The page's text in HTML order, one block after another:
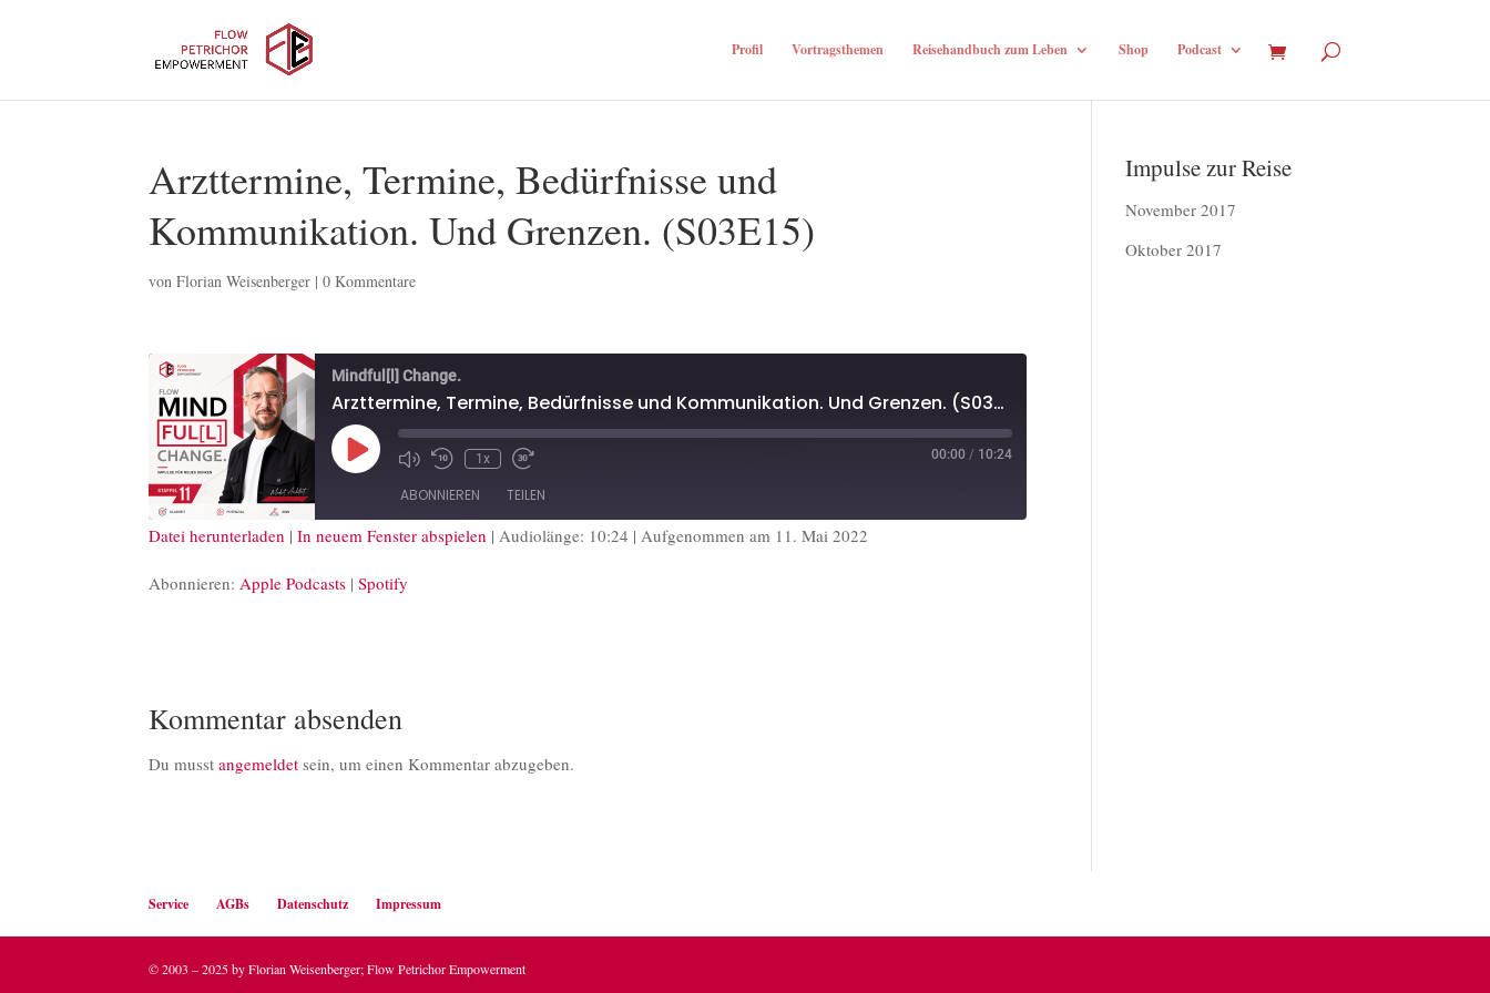
Profil Vortragsthemen Reisehandbuch zum Leben Shop Podcast
Arzttermine, Termine, Bedürfnisse und
Kommunikation. Und Grenzen. (S03E15)
vonFlorian Weisenberger |0 Kommentare
Mindful[l] Change.
Arzttermine, Termine, Bedürfnisse und Kommunikation. Und Grenzen. (S03E15)
Play
Episode
1x 00:00 / 10:24
ABONNIEREN TEILEN
Datei herunterladen |In neuem Fenster abspielen |Audiolänge: 10:24 |Aufgenommen am 11. Mai 2022
Abonnieren:Apple Podcasts |Spotify
Kommentar absenden
Du musstangemeldet sein, um einen Kommentar abzugeben.
Impulse zur Reise
November 2017
Oktober 2017
Service AGBs Datenschutz Impressum
© 2003 – 2025 by Florian Weisenberger; Flow Petrichor Empowerment